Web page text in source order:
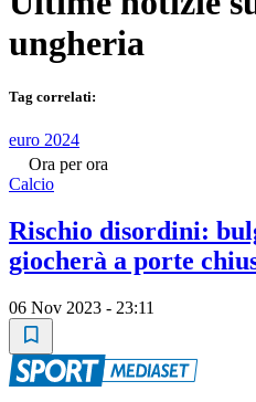
ungheria
Tag correlati:
euro 2024
Ora per ora
Calcio
Rischio disordini:
giocherà a porte
06 Nov 2023 - 23:11